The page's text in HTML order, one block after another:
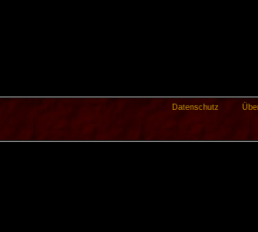
Datenschutz